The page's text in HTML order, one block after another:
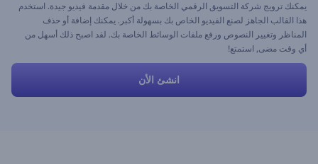
يمكنك ترويج شركة التسويق الرقمي الخاصة بك من خلال مقدمة فيديو جيدة. استخدم
هذا القالب الجاهز لصنع الفيديو الخاص بك بسهولة أكبر. يمكنك إضافة أو حذف
المناظر وتغيير النصوص ورفع ملفات الوسائط الخاصة بك. لقد اصبح ذلك أسهل من
أي وقت مضى, استمتع!
انشئ الأن